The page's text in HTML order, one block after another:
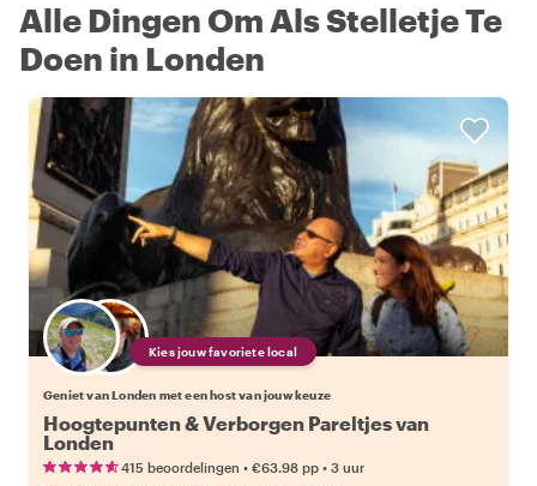
Alle Dingen Om Als Stelletje Te
Doen in Londen
Kies jouw favoriete local
Geniet van Londen met een host van jouw keuze
Hoogtepunten & Verborgen Pareltjes van
Londen
415 beoordelingen • €63.98 pp • 3 uur